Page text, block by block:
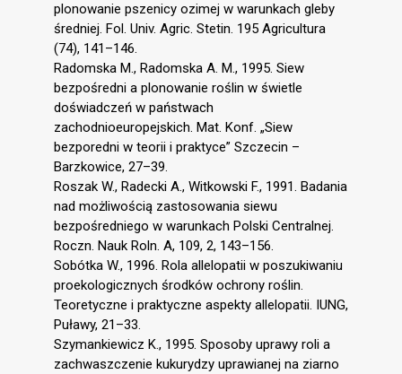
plonowanie pszenicy ozimej w warunkach gleby
średniej. Fol. Univ. Agric. Stetin. 195 Agricultura
(74), 141–146.
Radomska M., Radomska A. M., 1995. Siew
bezpośredni a plonowanie roślin w świetle
doświadczeń w państwach
zachodnioeuropejskich. Mat. Konf. „Siew
bezporedni w teorii i praktyce” Szczecin –
Barzkowice, 27–39.
Roszak W., Radecki A., Witkowski F., 1991. Badania
nad możliwością zastosowania siewu
bezpośredniego w warunkach Polski Centralnej.
Roczn. Nauk Roln. A, 109, 2, 143–156.
Sobótka W., 1996. Rola allelopatii w poszukiwaniu
proekologicznych środków ochrony roślin.
Teoretyczne i praktyczne aspekty allelopatii. IUNG,
Puławy, 21–33.
Szymankiewicz K., 1995. Sposoby uprawy roli a
zachwaszczenie kukurydzy uprawianej na ziarno